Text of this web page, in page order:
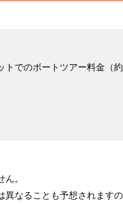
でのボートツアー料金（約
。
なることも予想されます